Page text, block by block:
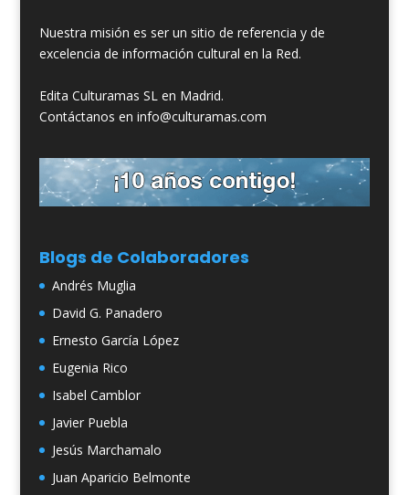
Nuestra misión es ser un sitio de referencia y de
excelencia de información cultural en la Red.
Edita Culturamas SL en Madrid.
Contáctanos en info@culturamas.com
Blogs de Colaboradores
Andrés Muglia
David G. Panadero
Ernesto García López
Eugenia Rico
Isabel Camblor
Javier Puebla
Jesús Marchamalo
Juan Aparicio Belmonte